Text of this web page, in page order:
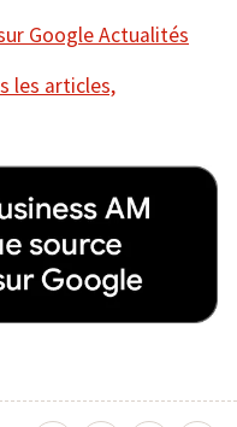
Google Actualités
les articles,